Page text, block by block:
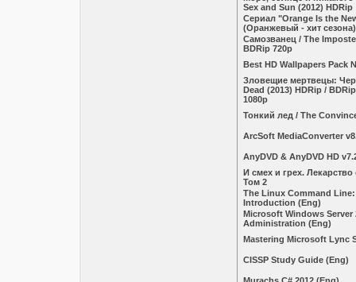
Sex and Sun (2012) HDRip
Сериал "Orange Is the
(Оранжевый - хит сезона)
Самозванец / The
BDRip 720p
Best HD Wallpapers Pack
Зловещие мертвецы:
Dead (2013) HDRip /
1080p
Тонкий лед / The
ArcSoft MediaConverter
AnyDVD & AnyDVD HD
И смех и грех. Лекарство
Том 2
The Linux Command
Introduction (Eng)
Microsoft Windows Server
Administration (Eng)
Mastering Microsoft Lync
CISSP Study Guide (Eng)